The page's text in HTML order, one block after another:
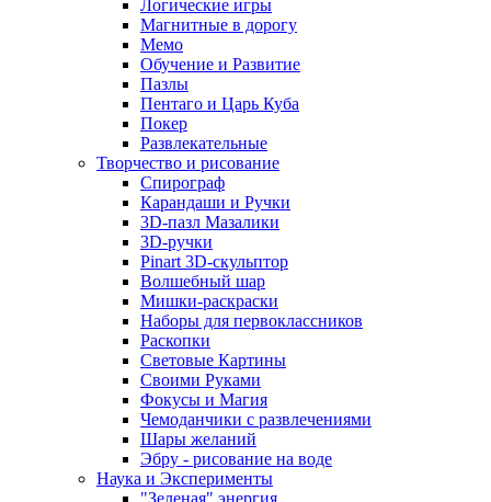
Логические игры
Магнитные в дорогу
Мемо
Обучение и Развитие
Пазлы
Пентаго и Царь Куба
Покер
Развлекательные
Творчество и рисование
Спирограф
Карандаши и Ручки
3D-пазл Мазалики
3D-ручки
Pinart 3D-скульптор
Волшебный шар
Мишки-раскраски
Наборы для первоклассников
Раскопки
Световые Картины
Своими Руками
Фокусы и Магия
Чемоданчики с развлечениями
Шары желаний
Эбру - рисование на воде
Наука и Эксперименты